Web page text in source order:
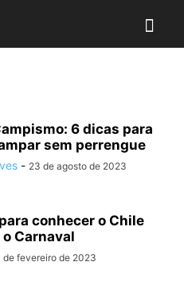
6 dicas para
sem perrengue
- 23 de agosto de 2023
conhecer o Chile
Carnaval
de fevereiro de 2023